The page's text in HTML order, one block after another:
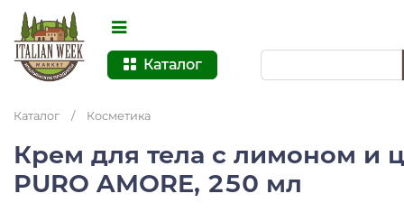
Каталог
Каталог / Косметика
Крем для тела с лимоном и
PURO AMORE, 250 мл